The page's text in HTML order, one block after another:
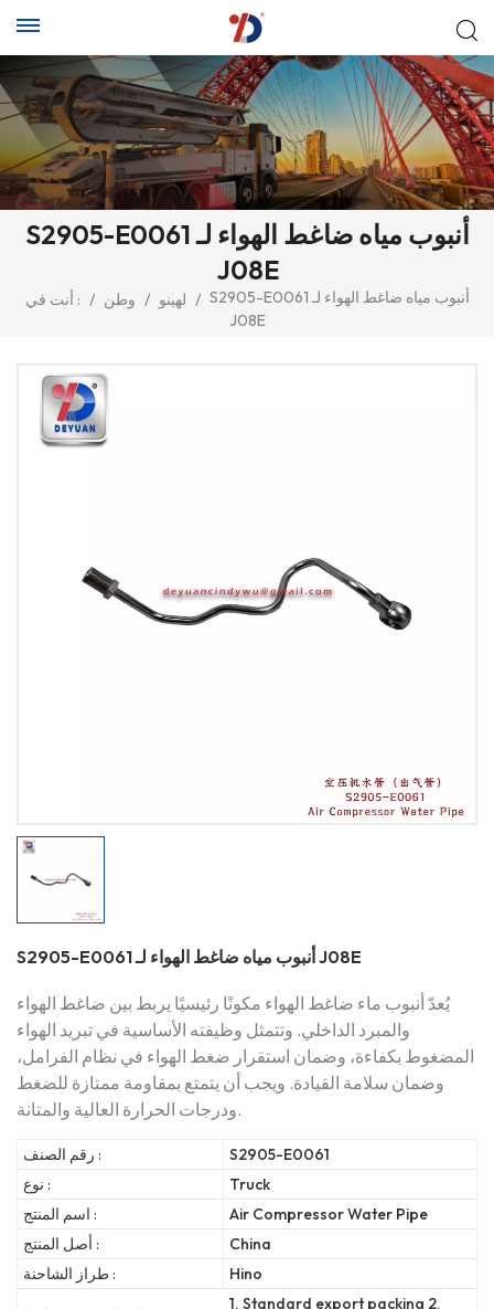
S2905-E0061 أنبوب مياه ضاغط الهواء لـ
J08E
أنت في : / وطن / لهينو / S2905-E0061 أنبوب مياه ضاغط الهواء لـ
J08E
S2905-E0061 أنبوب مياه ضاغط الهواء لـ J08E
يُعدّ أنبوب ماء ضاغط الهواء مكونًا رئيسيًا يربط بين ضاغط الهواء
والمبرد الداخلي. وتتمثل وظيفته الأساسية في تبريد الهواء
المضغوط بكفاءة، وضمان استقرار ضغط الهواء في نظام الفرامل،
وضمان سلامة القيادة. ويجب أن يتمتع بمقاومة ممتازة للضغط
ودرجات الحرارة العالية والمتانة.
رقم الصنف :
S2905-E0061
نوع :
Truck
اسم المنتج :
Air Compressor Water Pipe
أصل المنتج :
China
طراز الشاحنة :
Hino
1. Standard export packing 2.